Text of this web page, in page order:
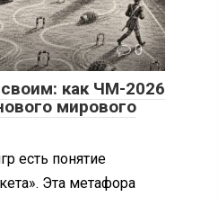
0
как ЧМ-2026
мирового
есть понятие
Эта метафора